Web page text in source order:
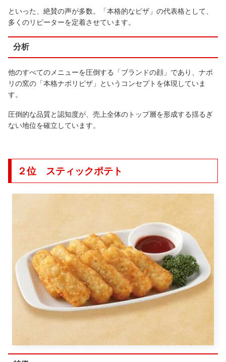
といった、絶賛の声が多数。「本格的なピザ」の代表格として、
多くのリピーターを定着させています。
分析
他のすべてのメニューを圧倒する「ブランドの顔」であり、ナポ
リの窯の「本格ナポリピザ」というコンセプトを体現していま
す。
圧倒的な品質と認知度が、売上全体のトップ層を形成する揺るぎ
ない地位を確立しています。
２位 スティックポテト